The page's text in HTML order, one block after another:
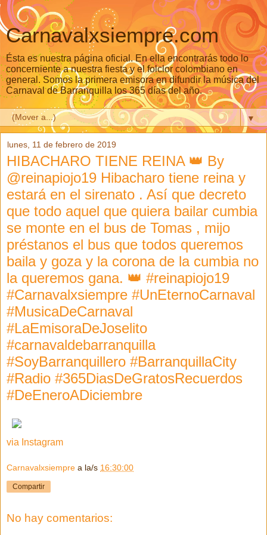
Carnavalxsiempre.com
Ésta es nuestra página oficial. En ella encontrarás todo lo
concerniente a nuestra fiesta y el folclor colombiano en
general. Somos la primera emisora en difundir la música del
Carnaval de Barranquilla los 365 días del año.
▼
lunes, 11 de febrero de 2019
HIBACHARO TIENE REINA 👑 By
@reinapiojo19 Hibacharo tiene reina y
estará en el sirenato . Así que decreto
que todo aquel que quiera bailar cumbia
se monte en el bus de Tomas , mijo
préstanos el bus que todos queremos
baila y goza y la corona de la cumbia no
la queremos gana. 👑 #reinapiojo19
#Carnavalxsiempre #UnEternoCarnaval
#MusicaDeCarnaval
#LaEmisoraDeJoselito
#carnavaldebarranquilla
#SoyBarranquillero #BarranquillaCity
#Radio #365DiasDeGratosRecuerdos
#DeEneroADiciembre
via Instagram
Carnavalxsiempre a la/s 16:30:00
Compartir
No hay comentarios: